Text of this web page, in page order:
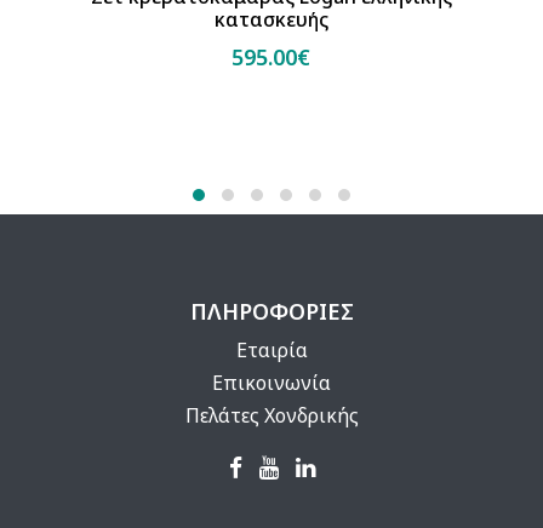
κατασκευής
595.00€
ΠΛΗΡΟΦΟΡΙΕΣ
Εταιρία
Επικοινωνία
Πελάτες Χονδρικής